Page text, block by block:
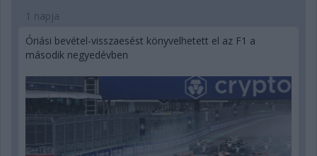
1 napja
Óriási bevétel-visszaesést könyvelhetett el az F1 a
második negyedévben